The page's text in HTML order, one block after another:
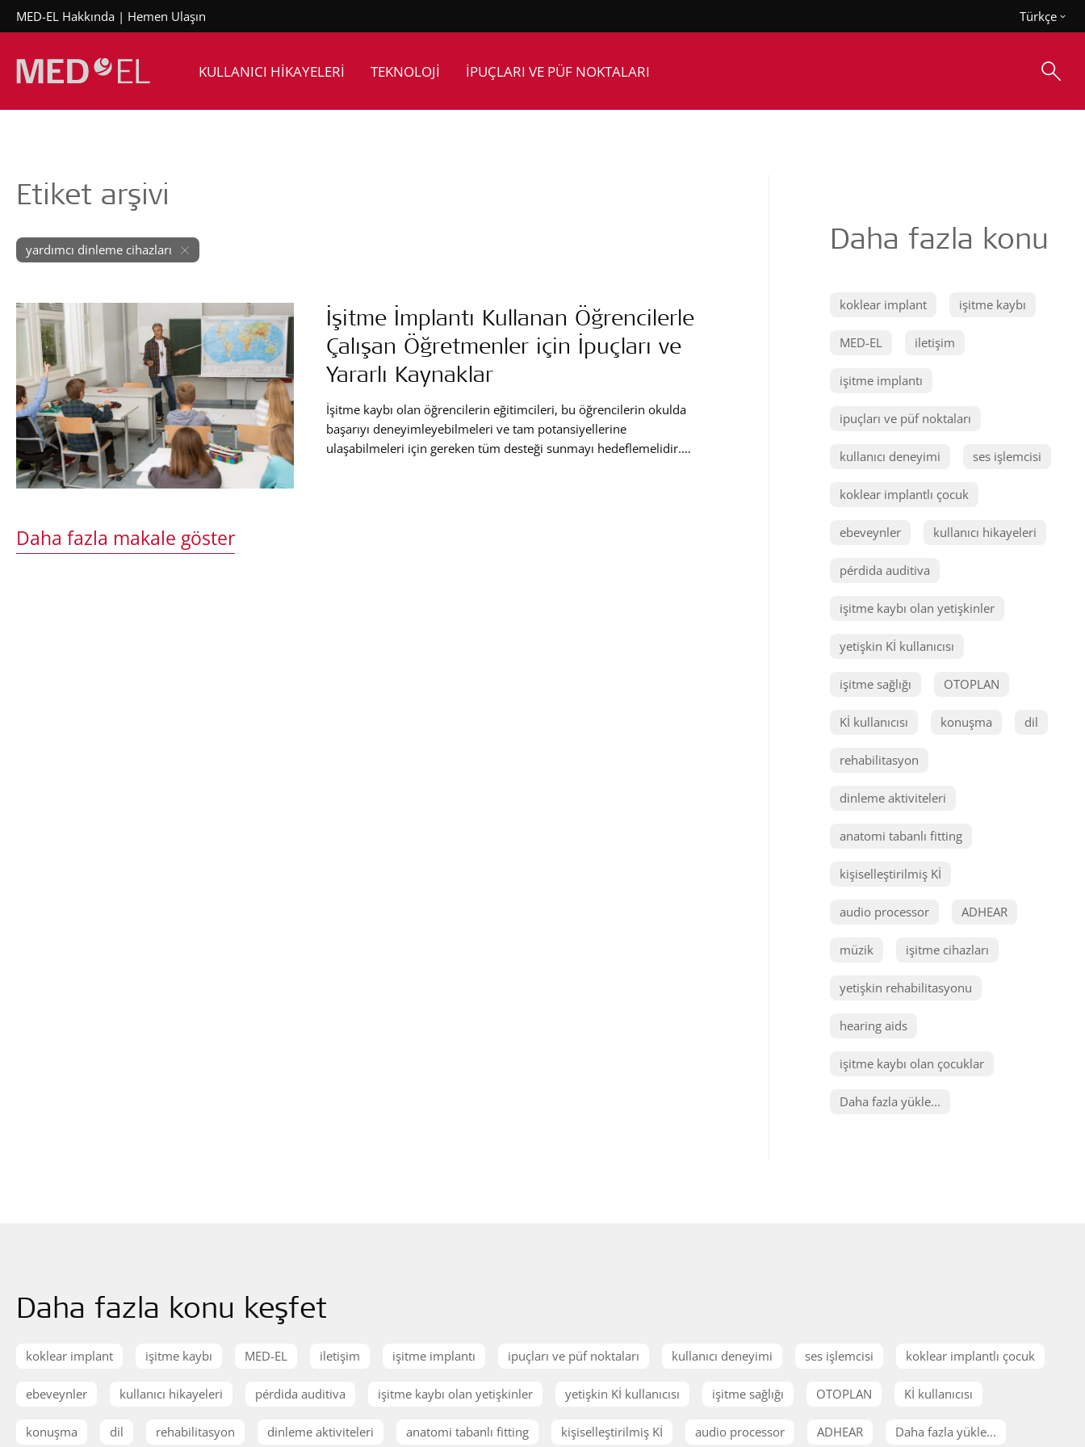
MED-EL Hakkında Hemen Ulaşın Türkçe
KULLANICI HİKAYELERİ TEKNOLOJİ İPUÇLARI VE PÜF NOKTALARI
Etiket arşivi
yardımcı dinleme cihazları
İşitme İmplantı Kullanan Öğrencilerle
Çalışan Öğretmenler için İpuçları ve
Yararlı Kaynaklar
İşitme kaybı olan öğrencilerin eğitimcileri, bu öğrencilerin okulda
başarıyı deneyimleyebilmeleri ve tam potansiyellerine
ulaşabilmeleri için gereken tüm desteği sunmayı hedeflemelidir.
Daha fazla makale göster
Daha fazla konu
koklear implant işitme kaybı
MED-EL iletişim
işitme implantı
ipuçları ve püf noktaları
kullanıcı deneyimi ses işlemcisi
koklear implantlı çocuk
ebeveynler kullanıcı hikayeleri
pérdida auditiva
işitme kaybı olan yetişkinler
yetişkin Kİ kullanıcısı
işitme sağlığı OTOPLAN
Kİ kullanıcısı konuşma dil
rehabilitasyon
dinleme aktiviteleri
anatomi tabanlı fitting
kişiselleştirilmiş Kİ
audio processor ADHEAR
müzik işitme cihazları
yetişkin rehabilitasyonu
hearing aids
işitme kaybı olan çocuklar
Daha fazla yükle...
Daha fazla konu keşfet
koklear implant işitme kaybı MED-EL iletişim işitme implantı ipuçları ve püf noktaları kullanıcı deneyimi ses işlemcisi koklear implantlı çocuk
ebeveynler kullanıcı hikayeleri pérdida auditiva işitme kaybı olan yetişkinler yetişkin Kİ kullanıcısı işitme sağlığı OTOPLAN Kİ kullanıcısı
konuşma dil rehabilitasyon dinleme aktiviteleri anatomi tabanlı fitting kişiselleştirilmiş Kİ audio processor ADHEAR Daha fazla yükle...